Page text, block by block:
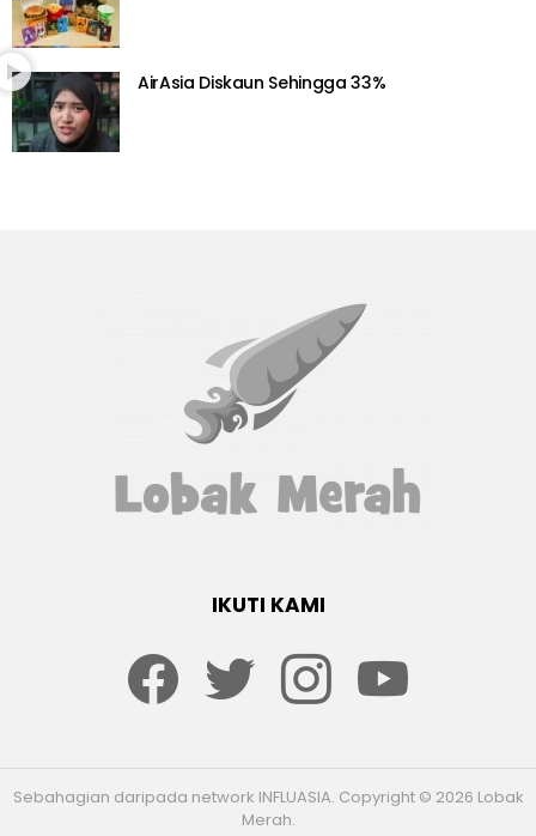
AirAsia Diskaun Sehingga 33%
IKUTI KAMI
Sebahagian daripada network INFLUASIA. Copyright © 2026 Lobak
Merah.